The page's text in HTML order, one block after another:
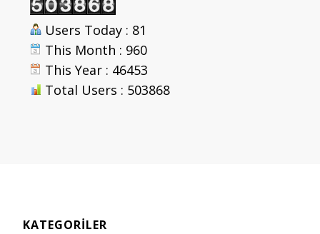
Users Today : 81
This Month : 960
This Year : 46453
Total Users : 503868
KATEGORILER